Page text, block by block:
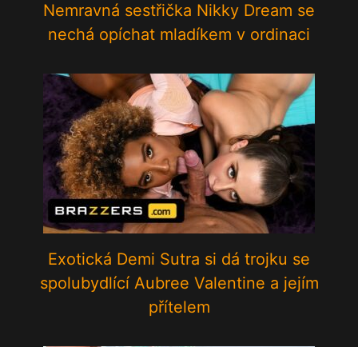
Nemravná sestřička Nikky Dream se
nechá opíchat mladíkem v ordinaci
Exotická Demi Sutra si dá trojku se
spolubydlící Aubree Valentine a jejím
přítelem